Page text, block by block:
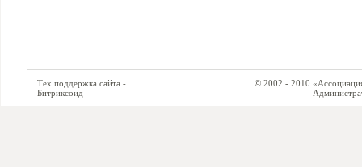
Тех.поддержка сайта -
Битриксоид
© 2002 - 2010 «Ассоциация